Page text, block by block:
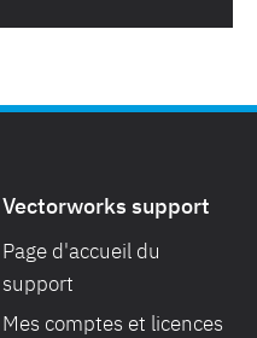
Vectorworks support
Page d'accueil du
support
Mes comptes et licences